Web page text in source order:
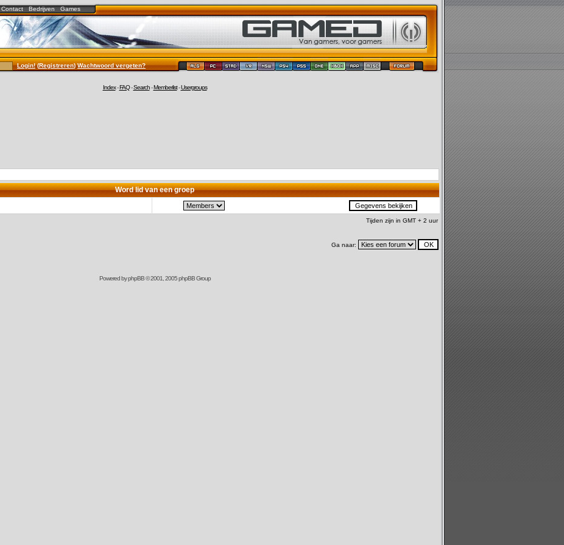
Contact Bedrijven Games
Login!(Registreren)Wachtwoord vergeten?
Index-FAQ-Search-Memberlist-Usergroups
Word lid van een groep
Tijden zijn in GMT + 2 uur
Ga naar:
Powered byphpBB© 2001, 2005 phpBB Group